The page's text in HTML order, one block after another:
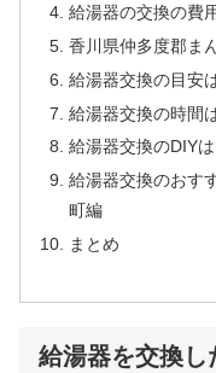
給湯器の交換の費
香川県仲多度郡ま
給湯器交換の目安
給湯器交換の時間
給湯器交換のDIYは
給湯器交換のおす
町編
まとめ
給湯器を交換し